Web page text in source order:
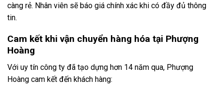
càng rẻ. Nhân viên sẽ báo giá chính xác khi có đầy đủ thông
tin.
Cam kết khi vận chuyển hàng hóa tại Phượng
Hoàng
Với uy tín công ty đã tạo dựng hơn 14 năm qua, Phượng
Hoàng cam kết đến khách hàng: